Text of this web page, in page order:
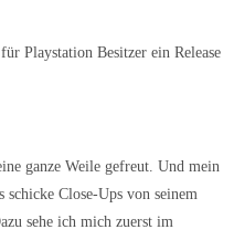
Playstation Besitzer ein Release
ganze Weile gefreut. Und mein
Close-Ups von seinem
sehe ich mich zuerst im